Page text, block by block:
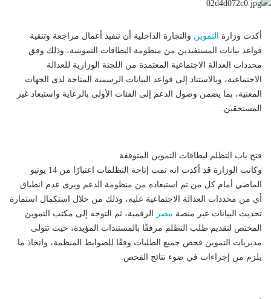
أكدت وزارة التموين والتجارة الداخلية أن تنفيذ أعمال مراجعة وتنقية
قواعد بيانات المستفيدين من منظومة البطاقات التموينية، وذلك وفق
محددات العدالة الاجتماعية المعتمدة من اللجنة الوزارية للعدالة
الاجتماعية، وبالاستناد إلى قواعد البيانات الرسمية المتاحة لدى الجهات
المعنية، بما يضمن وصول الدعم إلى الفئات الأولى بالرعاية واستبعاد غير
المستحقين.
فتح باب التظلم لبطاقات التموين المتوقفة
وكانت الوزارة قد أكدت انه تمت إتاحة التظلمات اعتبارًا من 14 يونيو
الماضي أمام كل من تم استبعاده من منظومة الدعم ويرى عدم انطباق
أي من محددات العدالة الاجتماعية عليه، وذلك من خلال استكمال استمارة
تحديث البيانات عبر منصة مصر
الرقمية، ثم التوجه إلى مكتب التموين
المختص لتقديم طلب التظلم مرفقًا بالمستندات المؤيدة، حيث تتولى
مديريات التموين فحص جميع الطلبات وفقًا للضوابط المنظمة، واتخاذ ما
يلزم من إجراءات في ضوء نتائج الفحص.